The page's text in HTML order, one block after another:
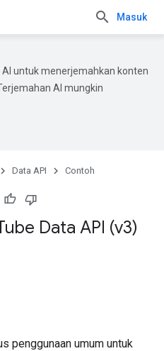
Masuk
untuk menerjemahkan konten
AI mungkin
Data API Contoh
Data API (v3)
penggunaan umum untuk